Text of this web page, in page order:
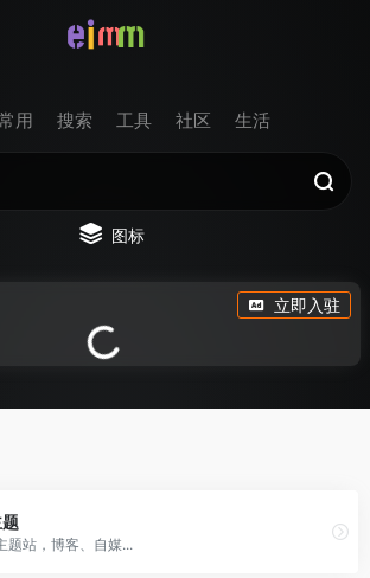
用 搜索 工具 社区 生活
图标
立即入驻
题站，博客、自媒...